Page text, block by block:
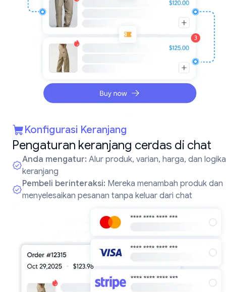
Konfigurasi Keranjang
Pengaturan keranjang cerdas di chat
Anda mengatur: Alur produk, varian, harga, dan logika
keranjang
Pembeli berinteraksi: Mereka menambah produk dan
menyelesaikan pesanan tanpa keluar dari chat